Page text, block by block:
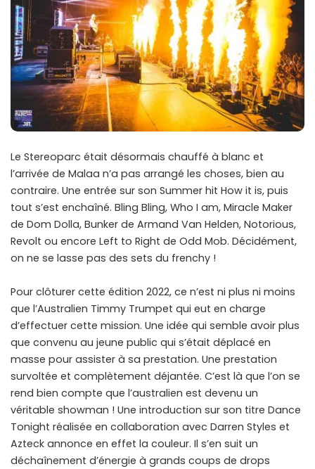
Le Stereoparc était désormais chauffé à blanc et
l’arrivée de Malaa n’a pas arrangé les choses, bien au
contraire. Une entrée sur son Summer hit How it is, puis
tout s’est enchaîné. Bling Bling, Who I am, Miracle Maker
de Dom Dolla, Bunker de Armand Van Helden, Notorious,
Revolt ou encore Left to Right de Odd Mob. Décidément,
on ne se lasse pas des sets du frenchy !
Pour clôturer cette édition 2022, ce n’est ni plus ni moins
que l’Australien Timmy Trumpet qui eut en charge
d’effectuer cette mission. Une idée qui semble avoir plus
que convenu au jeune public qui s’était déplacé en
masse pour assister à sa prestation. Une prestation
survoltée et complètement déjantée. C’est là que l’on se
rend bien compte que l’australien est devenu un
véritable showman ! Une introduction sur son titre Dance
Tonight réalisée en collaboration avec Darren Styles et
Azteck annonce en effet la couleur. Il s’en suit un
déchaînement d’énergie à grands coups de drops